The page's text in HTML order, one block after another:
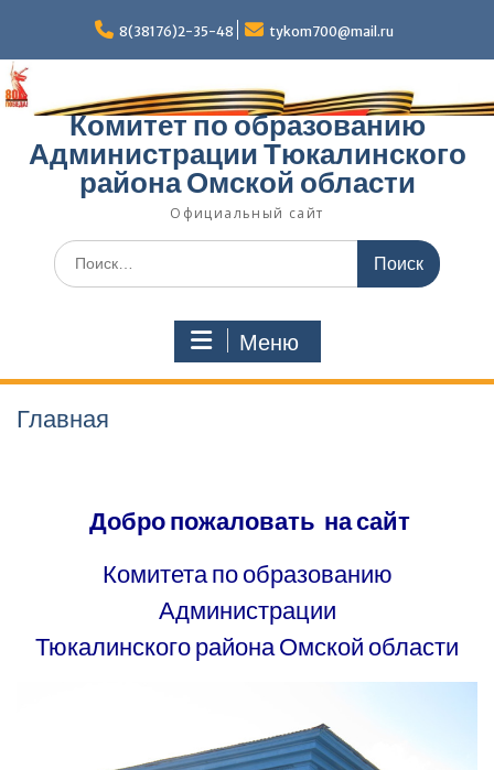
содержимому
8(38176)2-35-48 tykom700@mail.ru
Комитет по образованию
Администрации Тюкалинского
района Омской области
Официальный сайт
Поиск
по:
Меню
Главная
Добро пожаловать на сайт
Комитета по образованию
Администрации
Тюкалинского района Омской области